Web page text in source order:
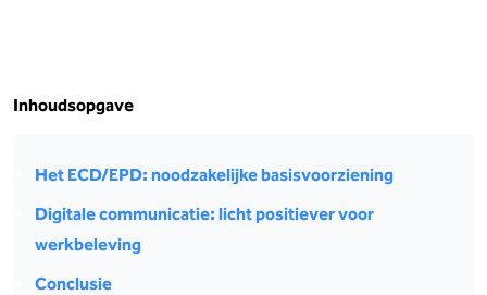
Inhoudsopgave
Het ECD/EPD: noodzakelijke basisvoorziening
Digitale communicatie: licht positiever voor
werkbeleving
Conclusie